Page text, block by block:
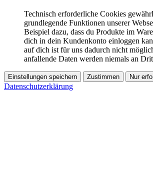
Technisch erforderliche Cookies
grundlegende Funktionen unserer
Beispiel dazu, dass du Produkte im
dich in dein Kundenkonto einloggen
auf dich ist für uns dadurch nicht
anfallende Daten werden niemals an
Einstellungen speichern Zustimmen Nur
Datenschutzerklärung